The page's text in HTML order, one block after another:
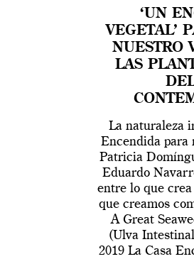
‘UN
VEGETAL’
NUESTRO
LAS
La naturaleza
Encendida para
Patricia
Eduardo
entre lo que
que creamos
A Great
(Ulva
2019 La Casa